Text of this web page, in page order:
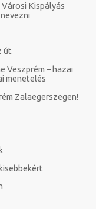
Kispályás
út
Veszprém – hazai
menetelés
Zalaegerszegen!